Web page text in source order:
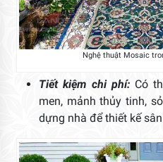
Nghệ thuật Mosaic
Tiết kiệm chi phí:Có
men, mảnh thủy tinh,
dựng nhà để thiết kế